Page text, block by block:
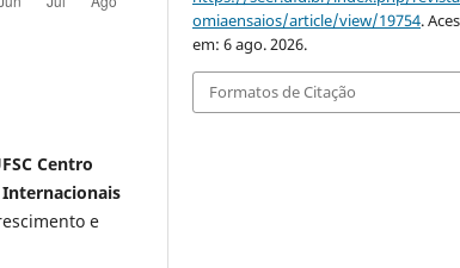
Centro
Internacionais
e
omiaensaios/article/view/19754.
em: 6 ago. 2026.
Formatos de Citação